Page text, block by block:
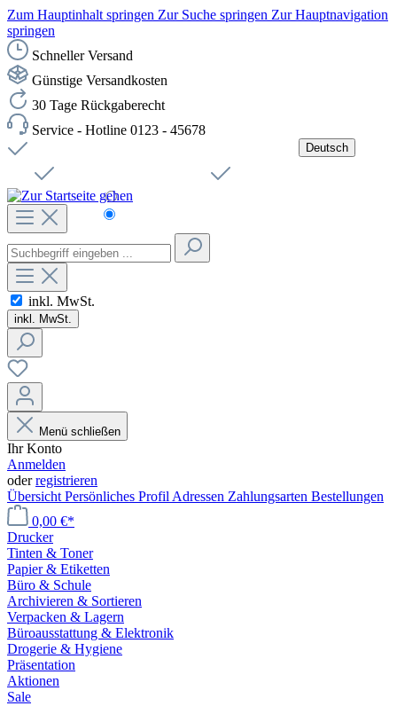
Zum Hauptinhalt springen Zur Suche springen Zur Hauptnavigation
springen
Schneller Versand
Günstige Versandkosten
30 Tage Rückgaberecht
Service - Hotline 0123 - 45678
Deutsch
Čeština
inkl. MwSt.
inkl. MwSt.
Menü schließen
Ihr Konto
Anmelden
oderregistrieren
Übersicht Persönliches Profil Adressen Zahlungsarten Bestellungen
0,00 €*
Drucker
Tinten & Toner
Papier & Etiketten
Büro & Schule
Archivieren & Sortieren
Verpacken & Lagern
Büroausstattung & Elektronik
Drogerie & Hygiene
Präsentation
Aktionen
Sale